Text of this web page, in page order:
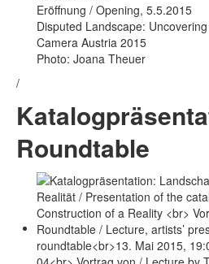
Eröffnung / Opening, 5.5.2015
Disputed Landscape:
Camera Austria 2015
Photo: Joana Theuer
/
Roundtable